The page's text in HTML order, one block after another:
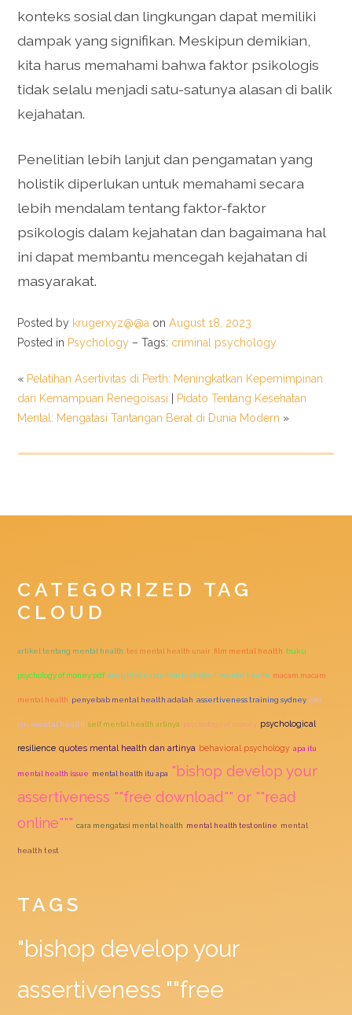
konteks sosial dan lingkungan dapat memiliki
dampak yang signifikan. Meskipun demikian,
kita harus memahami bahwa faktor psikologis
tidak selalu menjadi satu-satunya alasan di balik
kejahatan.
Penelitian lebih lanjut dan pengamatan yang
holistik diperlukan untuk memahami secara
lebih mendalam tentang faktor-faktor
psikologis dalam kejahatan dan bagaimana hal
ini dapat membantu mencegah kejahatan di
masyarakat.
Posted by krugerxyz@@a onAugust 18, 2023
Posted in Psychology – Tags: criminal psychology
« Pelatihan Asertivitas di Perth: Meningkatkan Kepemimpinan
dan Kemampuan Renegoisasi
Pidato Tentang Kesehatan
Mental: Mengatasi Tantangan Berat di Dunia Modern »
CATEGORIZED TAG
CLOUD
artikel tentang mental health tes mental health unair film mental health buku
psychology of money pdf analytical exposition text about mental health macam macam
mental health penyebab mental health adalah assertiveness training sydney ciri
ciri mental health self mental health artinya psychology of money psychological
resilience quotes mental health dan artinya behavioral psychology apa itu
mental health issue mental health itu apa
"bishop develop your
assertiveness ""free download"" or ""read
online""" cara mengatasi mental health mental health test online mental
health test
TAGS
"bishop develop your
assertiveness ""free